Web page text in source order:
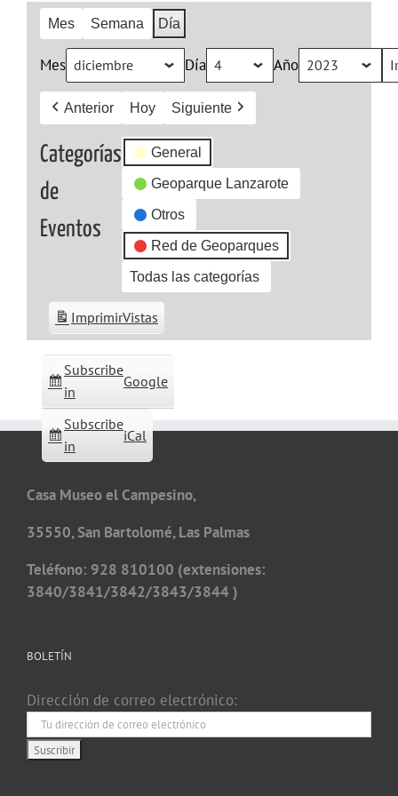
Mes Semana Día
Mes Día Año
Anterior Hoy Siguiente
Categorías
de
Eventos
General
Geoparque Lanzarote
Otros
Red de Geoparques
Todas las categorías
Subscribe
in
Google
Subscribe
in
iCal
ImprimirVistas
Casa Museo el Campesino,
35550, San Bartolomé, Las Palmas
Teléfono: 928 810100 (extensiones:
3840/3841/3842/3843/3844 )
BOLETÍN
Dirección de correo electrónico: